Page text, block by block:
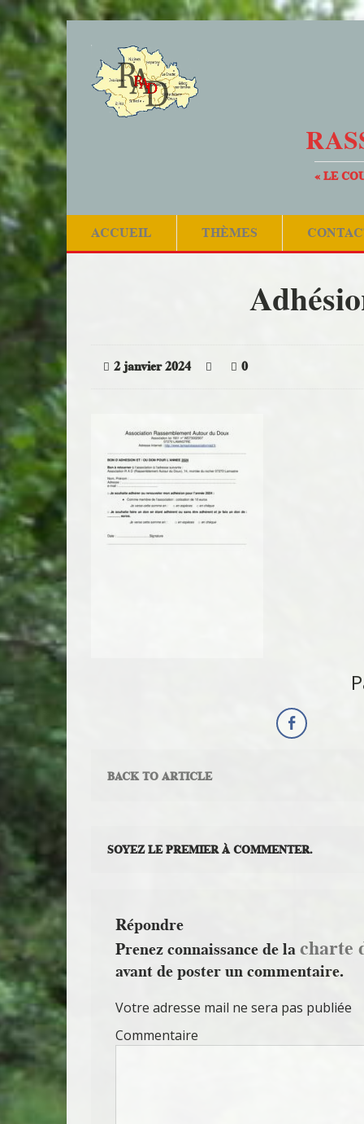
« LE
ACCUEIL THÈMES
2 janvier 2024 0
BACK TO ARTICLE
SOYEZ LE PREMIER À COMMENTER.
Répondre
Prenez connaissance de lacharte
avant de poster un commentaire.
Votre adresse mail ne sera pas publiée
Commentaire